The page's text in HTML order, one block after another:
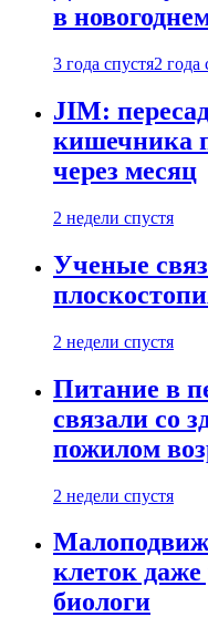
в
3 года спустя2 года
JIM:
кишечника
через месяц
2 недели спустя
Ученые
2 недели спустя
Питание в
связали со
пожилом
2 недели спустя
клеток
биологи